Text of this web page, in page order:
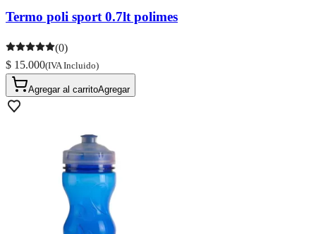
Termo poli sport 0.7lt polimes
(0)
$ 15.000(IVA Incluido)
Agregar al carritoAgregar